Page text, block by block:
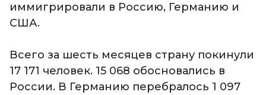
иммигрировали в Россию, Германию и
США.
Всего за шесть месяцев страну покинули
17 171 человек. 15 068 обосновались в
России. В Германию перебралось 1 097